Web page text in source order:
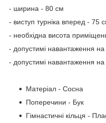
- ширина - 80 см
- виступ турніка вперед - 75
- необхідна висота
- допустимі навантаження на
- допустимі навантаження на
Матеріал - Сосна
Поперечини - Бук
Гімнастичні кільця -